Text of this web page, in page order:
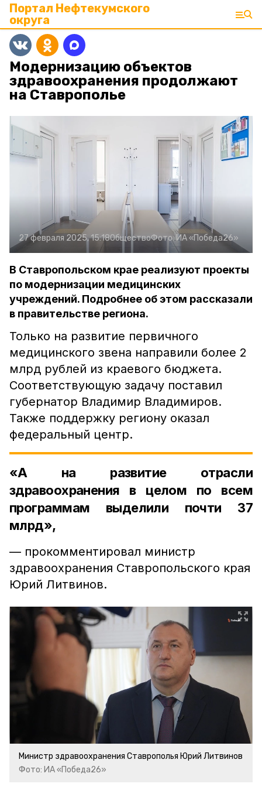
Портал Нефтекумского
округа
Модернизацию объектов
здравоохранения продолжают
на Ставрополье
27 февраля 2025, 15:18ОбществоФото:ИА «Победа26»
В Ставропольском крае реализуют проекты
по модернизации медицинских
учреждений. Подробнее об этом рассказали
в правительстве региона.
Только на развитие первичного
медицинского звена направили более 2
млрд рублей из краевого бюджета.
Соответствующую задачу поставил
губернатор Владимир Владимиров.
Также поддержку региону оказал
федеральный центр.
«А на развитие отрасли
здравоохранения в целом по всем
программам выделили почти 37
млрд»,
— прокомментировал министр
здравоохранения Ставропольского края
Юрий Литвинов.
Министр здравоохранения Ставрополья Юрий Литвинов
Фото: ИА «Победа26»